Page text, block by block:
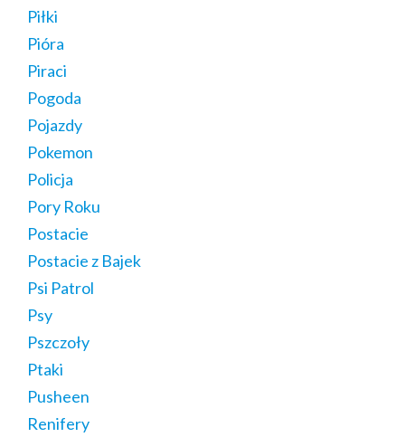
Piłki
Pióra
Piraci
Pogoda
Pojazdy
Pokemon
Policja
Pory Roku
Postacie
Postacie z Bajek
Psi Patrol
Psy
Pszczoły
Ptaki
Pusheen
Renifery